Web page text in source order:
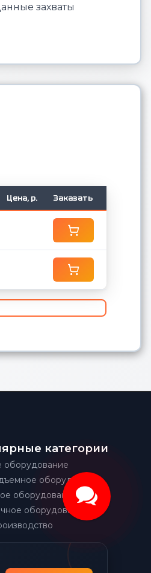
захваты
Цена, р. Заказать
категории
оборудование
оборудование
оборудование
оборудование